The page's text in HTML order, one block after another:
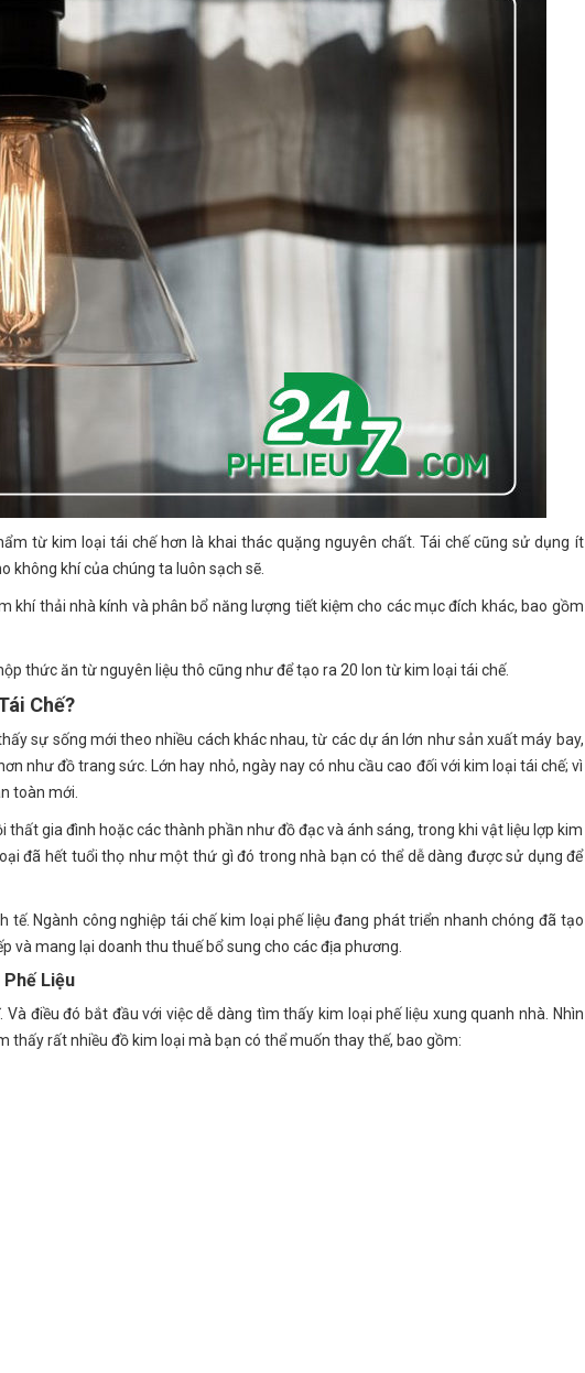
từ kim loại tái chế hơn là khai thác quặng nguyên chất. Tái chế cũng sử dụng ít
không khí của chúng ta luôn sạch sẽ.
khí thải nhà kính và phân bổ năng lượng tiết kiệm cho các mục đích khác, bao gồm
thức ăn từ nguyên liệu thô cũng như để tạo ra 20 lon từ kim loại tái chế.
Chế?
sự sống mới theo nhiều cách khác nhau, từ các dự án lớn như sản xuất máy bay,
như đồ trang sức. Lớn hay nhỏ, ngày nay có nhu cầu cao đối với kim loại tái chế; vì
toàn mới.
thất gia đình hoặc các thành phần như đồ đạc và ánh sáng, trong khi vật liệu lợp kim
đã hết tuổi thọ như một thứ gì đó trong nhà bạn có thể dễ dàng được sử dụng để
tế. Ngành công nghiệp tái chế kim loại phế liệu đang phát triển nhanh chóng đã tạo
và mang lại doanh thu thuế bổ sung cho các địa phương.
Liệu
điều đó bắt đầu với việc dễ dàng tìm thấy kim loại phế liệu xung quanh nhà. Nhìn
thấy rất nhiều đồ kim loại mà bạn có thể muốn thay thế, bao gồm: